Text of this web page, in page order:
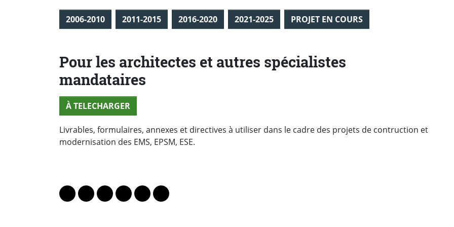
2006-2010 2011-2015 2016-2020 2021-2025 PROJET EN COURS
Pour les architectes et autres spécialistes
mandataires
À TELECHARGER
Livrables, formulaires, annexes et directives à utiliser dans le cadre des projets de contruction et
modernisation des EMS, EPSM, ESE.
Lien vers le profil Mastodon
Lien vers le profil Bluesky
Lien vers le profil Instagram
Lien vers le profil Linkedin
Lien vers le profil Facebook
Lien vers le profil Twitter